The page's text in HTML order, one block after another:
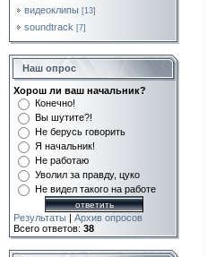
видеоклипы [13]
soundtrack [7]
Наш опрос
Хорош ли ваш начальник?
Конечно!
Вы шутите?!
Не берусь говорить
Я начальник!
Не работаю
Уволил за правду, цуко
Не видел такого на работе
Результаты | Архив опросов
Всего ответов: 38